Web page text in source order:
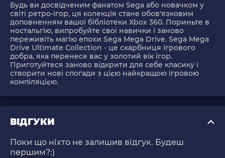
Будь ви досвідченим фанатом Sega або новачком у
світі ретро-ігор, ця колекція стане обов'язковим
доповненням вашої бібліотеки Xbox 360. Пориньте в
ностальгію, випробуйте свої навички і заново
переживіть магію епохи Sega Mega Drive. Sega Mega
Drive Ultimate Collection - це скарбниця ігрового
добра, яка перенесе вас у золотий вік ігор.
Приготуйтеся заново відкрити для себе класику і
створити нові спогади з цією найкращою ігровою
компіляцією.
ВІДГУКИ
Поки що ніхто не залишив відгук. Будеш
першим?:)